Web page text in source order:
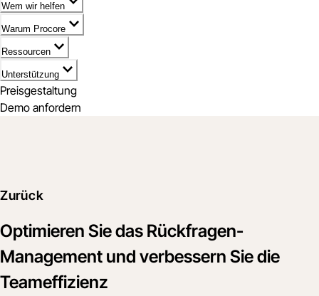
Wem wir helfen
Warum Procore
Ressourcen
Unterstützung
Preisgestaltung
Demo anfordern
Zurück
Optimieren Sie das Rückfragen-
Management und verbessern Sie die
Teameffizienz